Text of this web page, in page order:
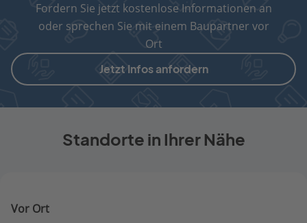
Fordern Sie jetzt kostenlose Informationen an
oder sprechen Sie mit einem Baupartner vor
Ort
Jetzt Infos anfordern
Standorte in Ihrer Nähe
Vor Ort